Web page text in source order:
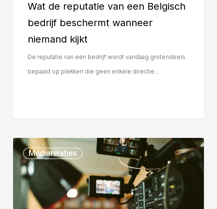
Wat de reputatie van een Belgisch
bedrijf beschermt wanneer
niemand kijkt
De reputatie van een bedrijf wordt vandaag grotendeels
bepaald op plekken die geen enkele directie…
Mediarelaties